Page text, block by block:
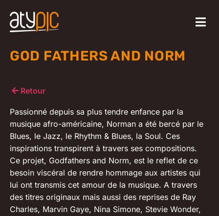
GOD FATHERS AND NORM
Retour
Passionné depuis sa plus tendre enfance par la
musique afro-américaine, Norman a été bercé par le
Blues, le Jazz, le Rhythm & Blues, la Soul. Ces
inspirations transpirent à travers ses compositions.
Ce projet, Godfathers and Norm, est le reflet de ce
besoin viscéral de rendre hommage aux artistes qui
lui ont transmis cet amour de la musique. A travers
des titres originaux mais aussi des reprises de Ray
Charles, Marvin Gaye, Nina Simone, Stevie Wonder,